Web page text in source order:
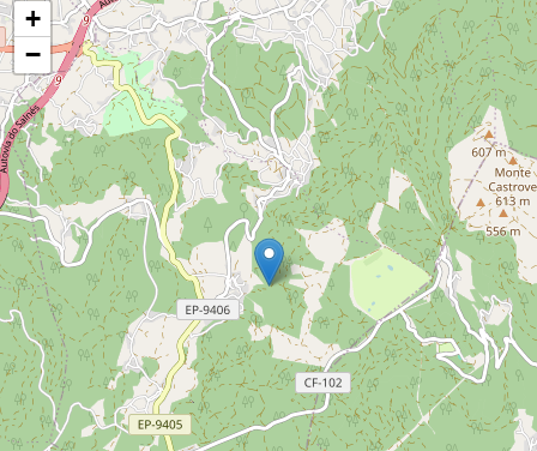
+
−